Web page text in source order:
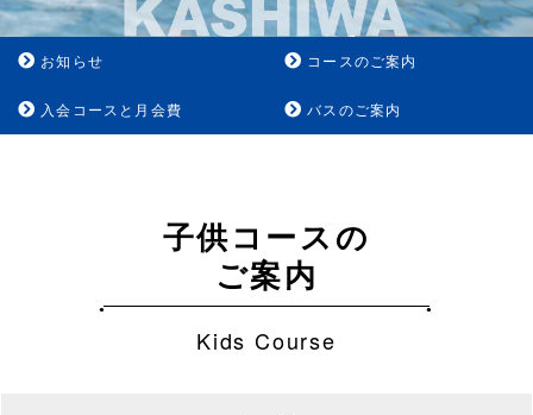
お知らせ コースのご案内
入会コースと月会費 バスのご案内
子供コースの
ご案内
Kids Course